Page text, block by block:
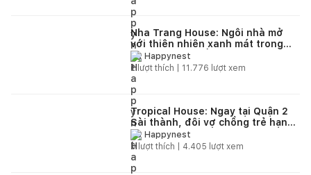
Nha Trang House: Ngôi nhà mở
với thiên nhiên xanh mát trong
từng khoảng sống
Happynest
2lượt thích | 11.776 lượt xem
Tropical House: Ngay tại Quận 2
Sài thành, đôi vợ chồng trẻ hạnh
phúc trong căn hộ chung cư với
“nắng vàng, biển xanh” miền
nhiệt đới
Happynest
0 lượt thích | 4.405 lượt xem